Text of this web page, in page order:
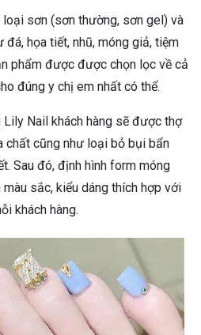
sơn (sơn thường, sơn gel) và
họa tiết, nhũ, móng giả, tiệm
phẩm được được chọn lọc về cả
đúng y chị em nhất có thể.
Nail khách hàng sẽ được thợ
chất cũng như loại bỏ bụi bẩn
Sau đó, định hình form móng
sắc, kiểu dáng thích hợp với
khách hàng.